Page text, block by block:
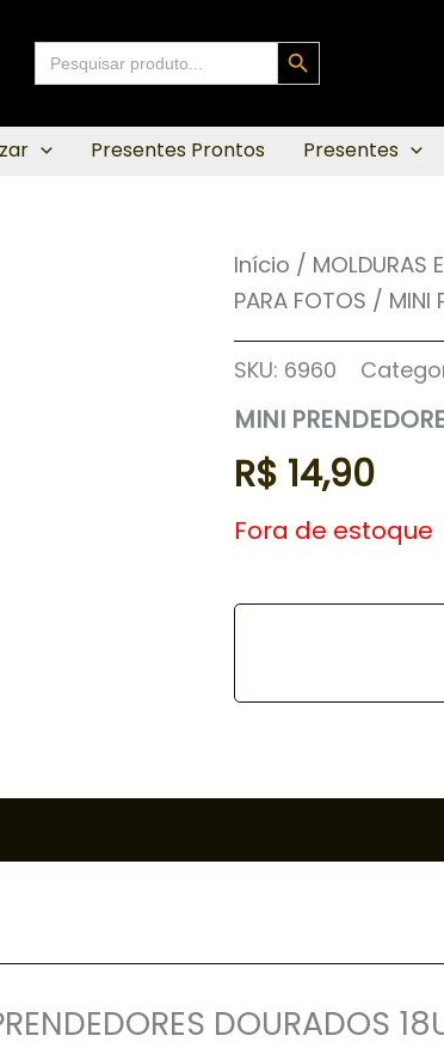
Search
for:
Search Button
Presentes Prontos Presentes
Início / MOLDURAS
PARA FOTOS / MINI
SKU: 6960
MINI
R$ 14,90
Fora de estoque
DOURADOS